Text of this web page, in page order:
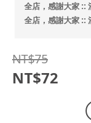
全店，感謝大家 ::
全店，感謝大家 ::
NT$75
NT$72